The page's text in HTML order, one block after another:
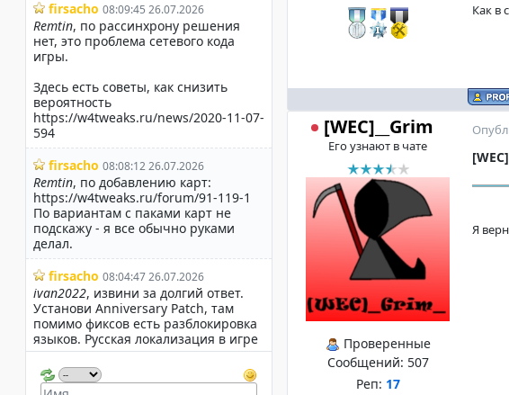
Как в
[WEC]__Grim
Его узнают в чате
Проверенные
Сообщений: 507
Реп: 17
Я